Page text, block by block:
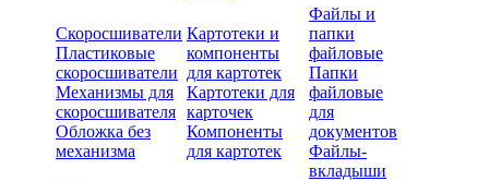
Скоросшиватели
Пластиковые
скоросшиватели
Механизмы для
скоросшивателя
Обложка без
механизма
Картотеки и
компоненты
для картотек
Картотеки для
карточек
Компоненты
для картотек
Файлы и
папки
файловые
Папки
файловые
для
документов
Файлы-
вкладыши